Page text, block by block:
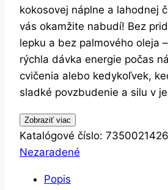
kokosovej náplne a lahodnej
vás okamžite nabudí! Bez
lepku a bez palmového oleja
rýchla dávka energie počas
cvičenia alebo kedykoľvek,
sladké povzbudenie a silu v
Zobraziť viac
Katalógové číslo:
Nezaradené
Popis